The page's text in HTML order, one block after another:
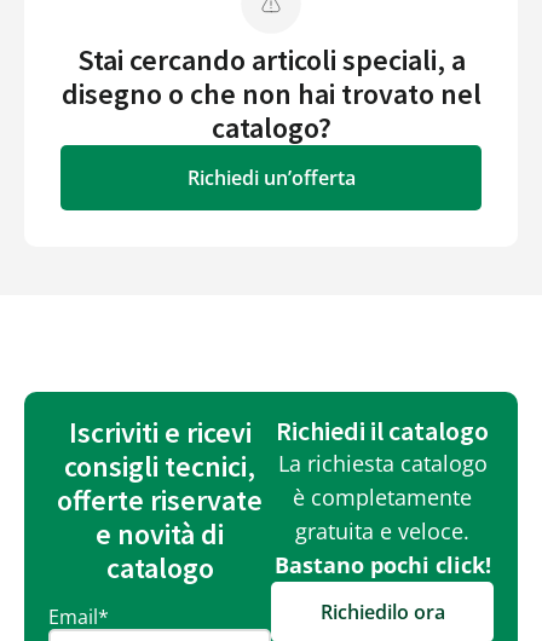
Stai cercando articoli speciali, a
disegno o che non hai trovato nel
catalogo?
Richiedi un’offerta
Iscriviti e ricevi
consigli tecnici,
offerte riservate
e novità di
catalogo
Email*
Richiedi il catalogo
La richiesta catalogo
è completamente
gratuita e veloce.
Bastano pochi click!
Richiedilo ora